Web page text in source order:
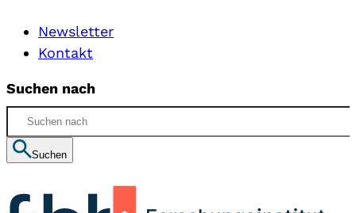
Newsletter
Kontakt
Suchen nach
Suchen